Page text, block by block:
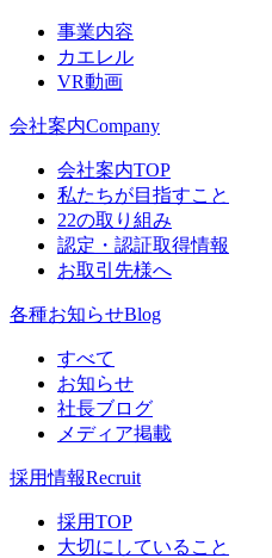
事業内容
カエレル
VR動画
会社案内Company
会社案内TOP
私たちが目指すこと
22の取り組み
認定・認証取得情報
お取引先様へ
各種お知らせBlog
すべて
お知らせ
社長ブログ
メディア掲載
採用情報Recruit
採用TOP
大切にしていること